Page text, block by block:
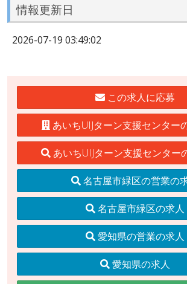
情報更新日
2026-07-19 03:49:02
この求人に応募
あいちUIJターン支援センター
あいちUIJターン支援センター
名古屋市緑区の営業の
名古屋市緑区の求人
愛知県の営業の求人
愛知県の求人